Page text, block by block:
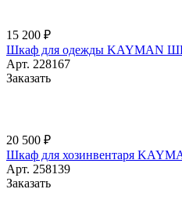
15 200 ₽
Шкаф для одежды KAYMAN
Арт. 228167
Заказать
20 500 ₽
Шкаф для хозинвентаря
Арт. 258139
Заказать